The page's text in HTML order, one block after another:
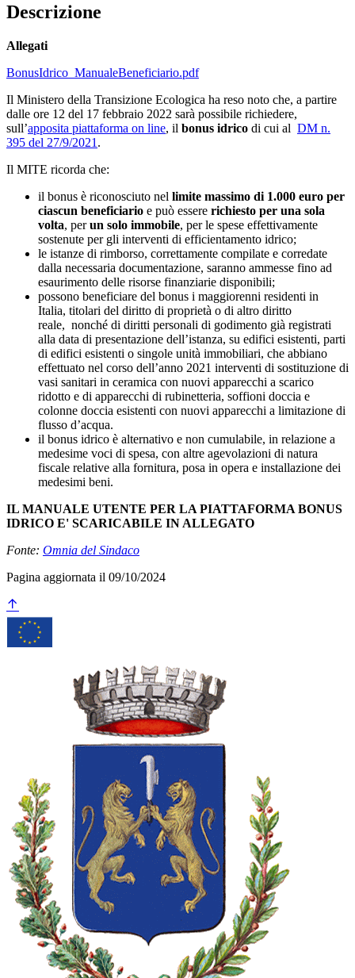
Descrizione
Allegati
BonusIdrico_ManualeBeneficiario.pdf
Il Ministero della Transizione Ecologica ha reso noto che, a partire
dalle ore 12 del 17 febbraio 2022 sarà possibile richiedere,
sull’apposita piattaforma on line, il bonus idrico di cui al DM n.
395 del 27/9/2021 .
Il MITE ricorda che:
il bonus è riconosciuto nel limite massimo di 1.000 euro per
ciascun beneficiario e può essere richiesto per una sola
volta, perun solo immobile, per le spese effettivamente
sostenute per gli interventi di efficientamento idrico;
le istanze di rimborso, correttamente compilate e corredate
dalla necessaria documentazione, saranno ammesse fino ad
esaurimento delle risorse finanziarie disponibili;
possono beneficiare del bonus i maggiorenni residenti in
Italia, titolari del diritto di proprietà o di altro diritto
reale, nonché di diritti personali di godimento già registrati
alla data di presentazione dell’istanza, su edifici esistenti, parti
di edifici esistenti o singole unità immobiliari, che abbiano
effettuato nel corso dell’anno 2021 interventi di sostituzione di
vasi sanitari in ceramica con nuovi apparecchi a scarico
ridotto e di apparecchi di rubinetteria, soffioni doccia e
colonne doccia esistenti con nuovi apparecchi a limitazione di
flusso d’acqua.
il bonus idrico è alternativo e non cumulabile, in relazione a
medesime voci di spesa, con altre agevolazioni di natura
fiscale relative alla fornitura, posa in opera e installazione dei
medesimi beni.
IL MANUALE UTENTE PER LA PIATTAFORMA BONUS
IDRICO E' SCARICABILE IN ALLEGATO
Fonte: Omnia del Sindaco
Pagina aggiornata il 09/10/2024